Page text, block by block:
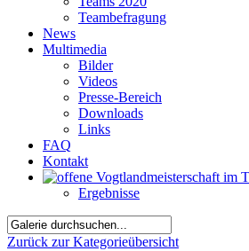
Teambefragung
News
Multimedia
Bilder
Videos
Presse-Bereich
Downloads
Links
FAQ
Kontakt
Ergebnisse
Zurück zur Kategorieübersicht